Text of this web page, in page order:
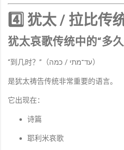
4️⃣ 犹太 / 拉比传
犹太哀歌传统中的“多
“到几时？”（עד־מתי / כמה）
是犹太祷告传统非常重要的语言。
它出现在：
诗篇
耶利米哀歌